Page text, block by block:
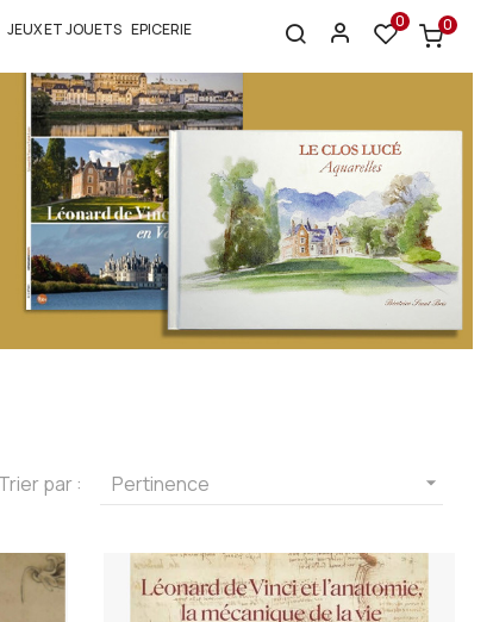
JEUX ET JOUETS EPICERIE 0 0
Trier par : Pertinence 